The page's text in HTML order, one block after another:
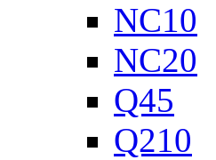
NC10
NC20
Q45
Q210